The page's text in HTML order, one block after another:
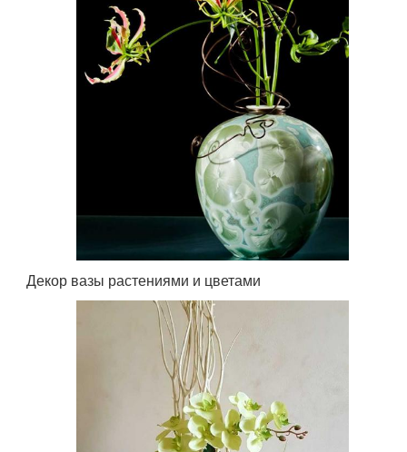
Декор вазы растениями и цветами